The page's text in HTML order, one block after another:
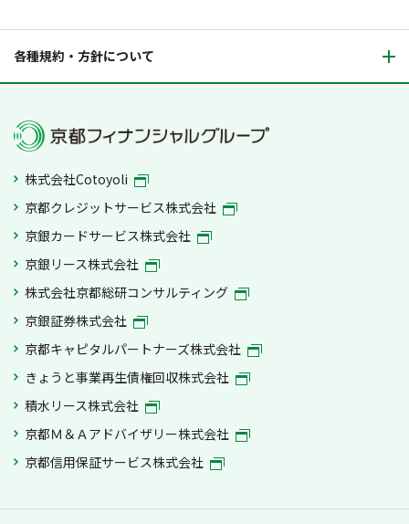
各種規約・方針について
株式会社Cotoyoli
京都クレジットサービス株式会社
京銀カードサービス株式会社
京銀リース株式会社
株式会社京都総研コンサルティング
京銀証券株式会社
京都キャピタルパートナーズ株式会社
きょうと事業再生債権回収株式会社
積水リース株式会社
京都Ｍ＆Ａアドバイザリー株式会社
京都信用保証サービス株式会社